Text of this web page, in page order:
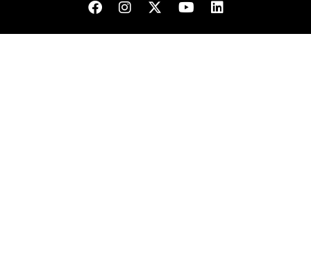
FacebookInstagram
TwitterYoutubeLinkedin